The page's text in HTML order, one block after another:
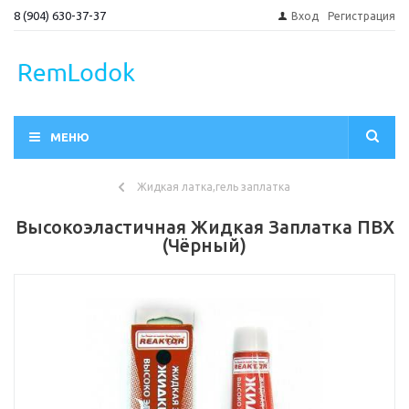
8 (904) 630-37-37 Вход Регистрация
МЕНЮ
Жидкая латка,гель заплатка
Высокоэластичная Жидкая Заплатка ПВХ
(Чёрный)